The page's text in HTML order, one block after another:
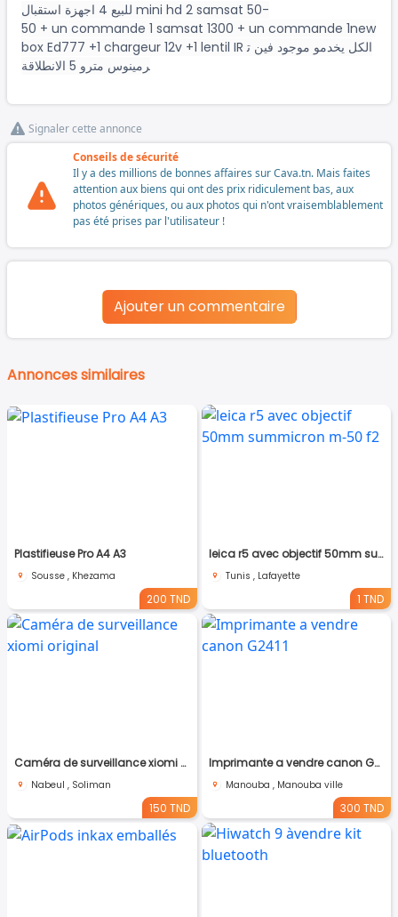
للبيع 4 اجهزة استقبال mini hd 2 samsat 50-
50 + un commande 1 samsat 1300 + un commande 1new
box Ed777 +1 chargeur 12v +1 lentil IR الكل يخدمو موجود فين ت
رمينوس مترو 5 الانطلاقة
Signaler cette annonce
Conseils de sécurité
Il y a des millions de bonnes affaires sur Cava.tn. Mais faites
attention aux biens qui ont des prix ridiculement bas, aux
photos génériques, ou aux photos qui n'ont vraisemblablement
pas été prises par l'utilisateur !
Ajouter un commentaire
Annonces similaires
Plastifieuse Pro A4 A3
Sousse , Khezama
200 TND
leica r5 avec objectif 50mm summicron m-50 f2
Tunis , Lafayette
1 TND
Caméra de surveillance xiomi original
Nabeul , Soliman
150 TND
Imprimante a vendre canon G2411
Manouba , Manouba ville
300 TND